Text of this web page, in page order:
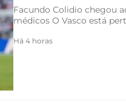
Facundo Colidio chegou
médicos O Vasco está
Há 4 horas